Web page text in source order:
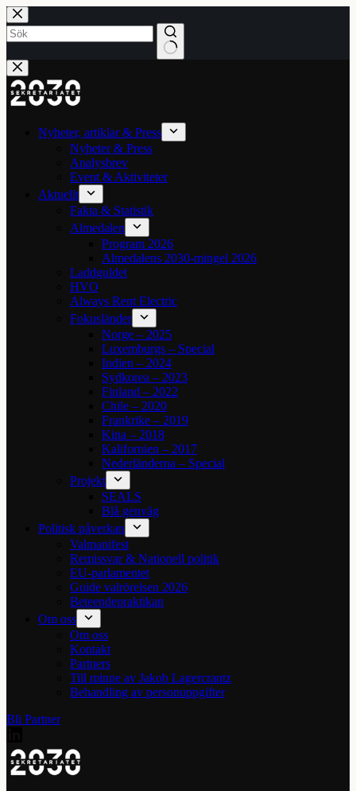
Hoppa
till
innehåll
Inga
resultat
Nyheter, artiklar & Press
Nyheter & Press
Analysbrev
Event & Aktiviteter
Aktuellt
Fakta & Statistik
Almedalen
Program 2026
Almedalens 2030-mingel 2026
Laddguldet
HVO
Always Rent Electric
Fokusländer
Norge – 2025
Luxemburgs – Special
Indien – 2024
Sydkorea – 2023
Finland – 2022
Chile – 2020
Frankrike – 2019
Kina – 2018
Kalifornien – 2017
Nederländerna – Special
Projekt
SEALS
Blå genväg
Politisk påverkan
Valmanifest
Remissvar & Nationell politik
EU-parlamentet
Guide valrörelsen 2026
Beteendepraktikan
Om oss
Om oss
Kontakt
Partners
Till minne av Jakob Lagercrantz
Behandling av personuppgifter
Bli Partner